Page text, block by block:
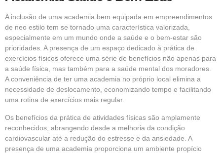
A inclusão de uma academia bem equipada em empreendimentos
de neo estilo tem se tornado uma característica valorizada,
especialmente em um mundo onde a saúde e o bem-estar são
prioridades. A presença de um espaço dedicado à prática de
exercícios físicos oferece uma série de benefícios não apenas para
a saúde física, mas também para a saúde mental dos moradores.
A conveniência de ter uma academia no próprio local elimina a
necessidade de deslocamento, economizando tempo e facilitando
uma rotina de exercícios mais regular.
Os benefícios da prática de atividades físicas são amplamente
reconhecidos, abrangendo desde a melhoria da condição
cardiovascular até a redução do estresse e da ansiedade. A
presença de uma academia proporciona um ambiente propício